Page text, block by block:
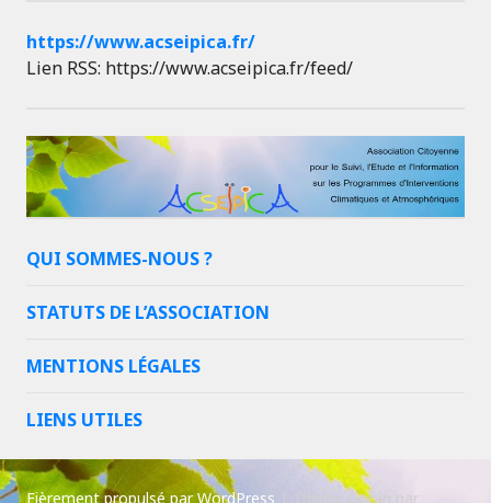
https://www.acseipica.fr/
Lien RSS: https://www.acseipica.fr/feed/
QUI SOMMES-NOUS ?
STATUTS DE L’ASSOCIATION
MENTIONS LÉGALES
LIENS UTILES
Fièrement propulsé par WordPress Thème Goran par